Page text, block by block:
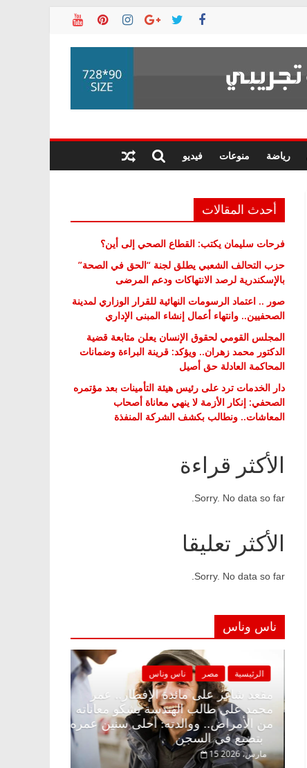
رياضة منوعات فيديو
أحدث المقالات
فرحات سليمان يكتب: القطاع الصحي إلى أين؟
حزب التحالف الشعبي يطلق لجنة “الحق في الصحة”
بالإسكندرية لرصد الانتهاكات ودعم المرضى
صور .. اعتماد الرسومات النهائية للقرار الوزاري لمدينة
الصحفيين.. وانتهاء أعمال إنشاء المبنى الإداري
المجلس القومي لحقوق الإنسان يعلن متابعة قضية
الدكتور محمد زهران.. ويؤكد: قرينة البراءة وضمانات
المحاكمة العادلة حق أصيل
دار الخدمات ترد على رئيس هيئة التأمينات بعد مؤتمره
الصحفي: إنكار الأزمة لا ينهي معاناة أصحاب
المعاشات.. ونطالب بكشف الشركة المنفذة
الأكثر قراءة
Sorry. No data so far.
الأكثر تعليقا
Sorry. No data so far.
ناس وناس
الرئيسية
مقعد شاغر على
محمد علي طالب
من الأمراض..
بتضيع في السجن
الرئيسية مصر ناس وناس
مقعد شاغر على الإفطار وبلكونة بلا زينة
رمضان.. د. عبدالخالق فاروق خبير
اقتصادي في انتظار حلم الحرية ولمة
22 فبراير، 2026